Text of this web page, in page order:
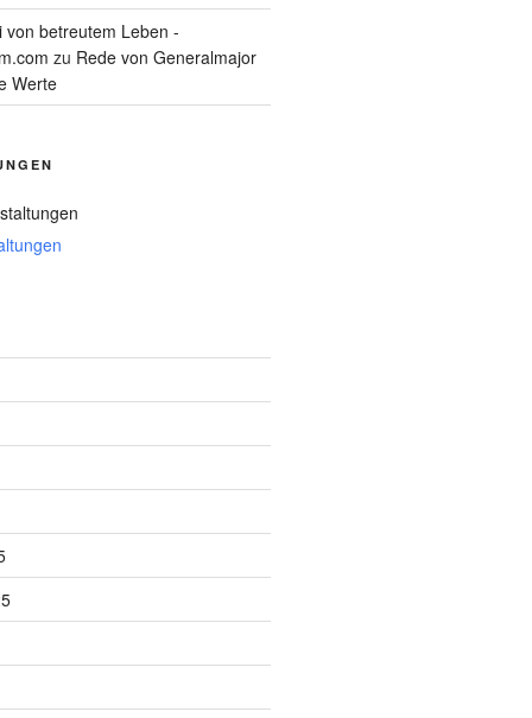
von betreutem Leben -
zu Rede von Generalmajor
Werte